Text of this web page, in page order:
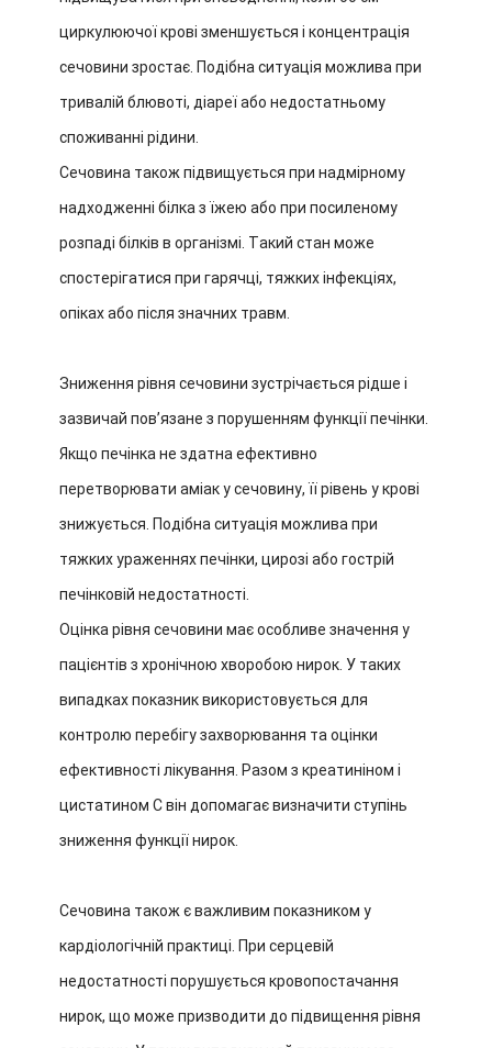
циркулюючої крові зменшується і концентрація
сечовини зростає. Подібна ситуація можлива при
тривалій блювоті, діареї або недостатньому
споживанні рідини.
Сечовина також підвищується при надмірному
надходженні білка з їжею або при посиленому
розпаді білків в організмі. Такий стан може
спостерігатися при гарячці, тяжких інфекціях,
опіках або після значних травм.
Зниження рівня сечовини зустрічається рідше і
зазвичай пов’язане з порушенням функції печінки.
Якщо печінка не здатна ефективно
перетворювати аміак у сечовину, її рівень у крові
знижується. Подібна ситуація можлива при
тяжких ураженнях печінки, цирозі або гострій
печінковій недостатності.
Оцінка рівня сечовини має особливе значення у
пацієнтів з хронічною хворобою нирок. У таких
випадках показник використовується для
контролю перебігу захворювання та оцінки
ефективності лікування. Разом з креатиніном і
цистатином С він допомагає визначити ступінь
зниження функції нирок.
Сечовина також є важливим показником у
кардіологічній практиці. При серцевій
недостатності порушується кровопостачання
нирок, що може призводити до підвищення рівня